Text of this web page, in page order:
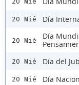
20 Mié Día
20 Mié
Día
20 Mié Día del
20 Mié Día